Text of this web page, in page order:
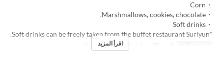
・Corn
・Marshmallows, cookies, chocolate,
・Soft drinks
*Soft drinks can be freely taken from the buffet restaurant Suriyun.
تواريخ صالحة مارس 20 ~ نوفمبر 30 وجبات العشاءاقرأ المزيد